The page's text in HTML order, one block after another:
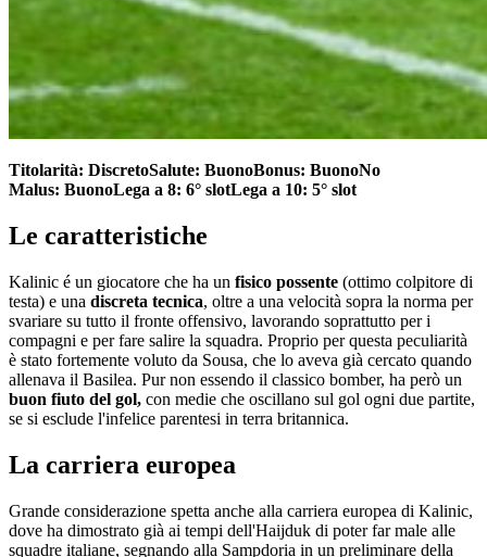
Titolarità: DiscretoSalute: BuonoBonus: BuonoNo
Malus: BuonoLega a 8: 6° slotLega a 10: 5° slot
Le caratteristiche
Kalinic é un giocatore che ha un fisico possente (ottimo colpitore di
testa) e una discreta tecnica, oltre a una velocità sopra la norma per
svariare su tutto il fronte offensivo, lavorando soprattutto per i
compagni e per fare salire la squadra. Proprio per questa peculiarità
è stato fortemente voluto da Sousa, che lo aveva già cercato quando
allenava il Basilea. Pur non essendo il classico bomber, ha però un
buon fiuto del gol, con medie che oscillano sul gol ogni due partite,
se si esclude l'infelice parentesi in terra britannica.
La carriera europea
Grande considerazione spetta anche alla carriera europea di Kalinic,
dove ha dimostrato già ai tempi dell'Haijduk di poter far male alle
squadre italiane, segnando alla Sampdoria in un preliminare della